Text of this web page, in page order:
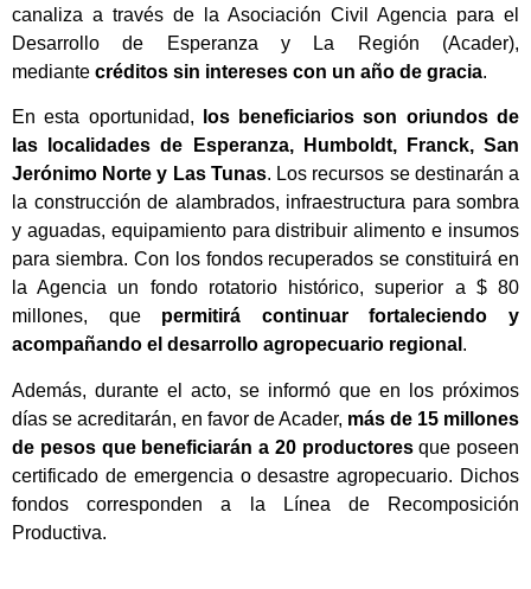
canaliza a través de la Asociación Civil Agencia para el
Desarrollo de Esperanza y La Región
(Acader),
mediante créditos sin intereses con un año de gracia.
En esta oportunidad,
los beneficiarios son oriundos de
las localidades de Esperanza, Humboldt, Franck, San
Jerónimo Norte y Las Tunas. Los recursos se destinarán a
la construcción de alambrados, infraestructura para sombra
y aguadas, equipamiento para distribuir alimento e insumos
para siembra. Con los fondos recuperados se constituirá en
la Agencia un fondo rotatorio histórico, superior a $ 80
millones, quepermitirá continuar fortaleciendo y
acompañando el desarrollo agropecuario regional .
Además, durante el acto, se informó que en los próximos
días se acreditarán, en favor de Acader, más de 15 millones
de pesos que beneficiarán a 20 productoresque poseen
certificado de emergencia o desastre agropecuario. Dichos
fondos corresponden a la Línea de Recomposición
Productiva.